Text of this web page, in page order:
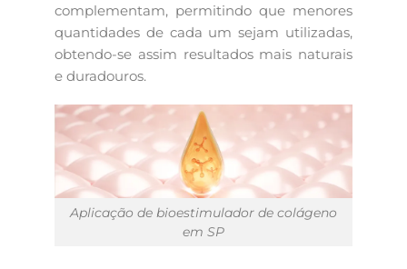
complementam, permitindo que menores
quantidades de cada um sejam utilizadas,
obtendo-se assim resultados mais naturais
e duradouros.
Aplicação de bioestimulador de colágeno
em SP